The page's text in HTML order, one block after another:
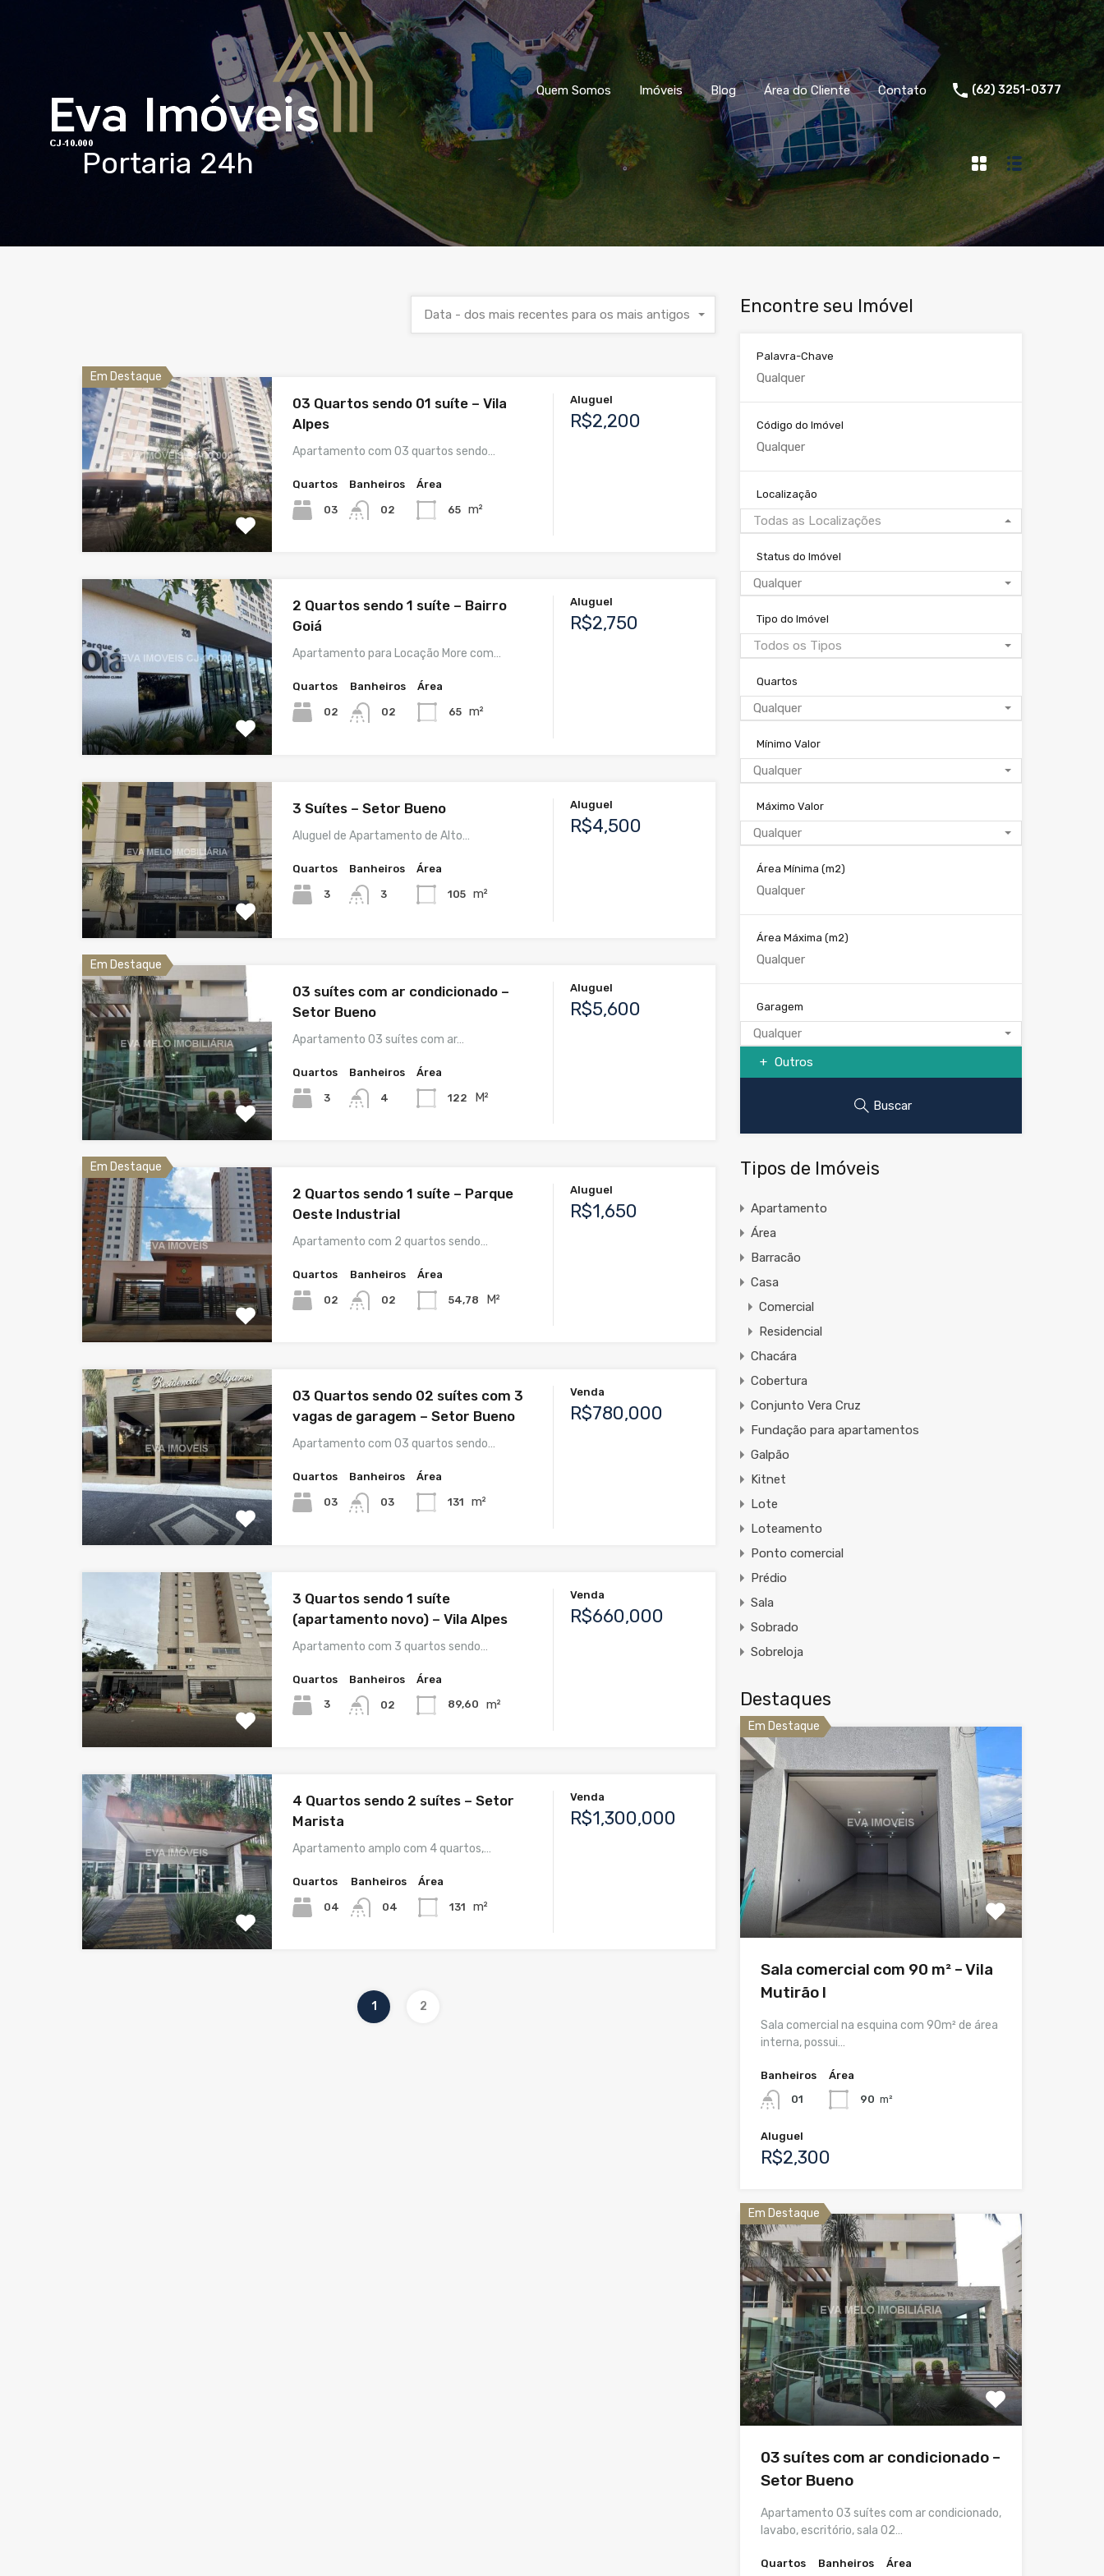
Quem Somos Imóveis Blog Área do Cliente Contato (62) 3251-0377
Portaria 24h
Data - dos mais recentes para os mais antigos
Em Destaque
03 Quartos sendo 01 suíte – Vila
Alpes
Apartamento com 03 quartos sendo…
Quartos
03
Banheiros
02
Área
65 m²
Aluguel
R$2,200
2 Quartos sendo 1 suíte – Bairro
Goiá
Apartamento para Locação More com…
Quartos
02
Banheiros
02
Área
65 m²
Aluguel
R$2,750
3 Suítes – Setor Bueno
Aluguel de Apartamento de Alto…
Quartos
3
Banheiros
3
Área
105 m²
Aluguel
R$4,500
Em Destaque
03 suítes com ar condicionado –
Setor Bueno
Apartamento 03 suítes com ar…
Quartos
3
Banheiros
4
Área
122 M²
Aluguel
R$5,600
Em Destaque
2 Quartos sendo 1 suíte – Parque
Oeste Industrial
Apartamento com 2 quartos sendo…
Quartos
02
Banheiros
02
Área
54,78 M²
Aluguel
R$1,650
03 Quartos sendo 02 suítes com 3
vagas de garagem – Setor Bueno
Apartamento com 03 quartos sendo…
Quartos
03
Banheiros
03
Área
131 m²
Venda
R$780,000
3 Quartos sendo 1 suíte
(apartamento novo) – Vila Alpes
Apartamento com 3 quartos sendo…
Quartos
3
Banheiros
02
Área
89,60 m²
Venda
R$660,000
4 Quartos sendo 2 suítes – Setor
Marista
Apartamento amplo com 4 quartos,…
Quartos
04
Banheiros
04
Área
131 m²
Venda
R$1,300,000
1 2
Encontre seu Imóvel
Palavra-Chave
Código do Imóvel
Localização
Todas as Localizações
Status do Imóvel
Qualquer
Tipo do Imóvel
Todos os Tipos
Quartos
Qualquer
Mínimo Valor
Qualquer
Máximo Valor
Qualquer
Área Mínima (m2)
Área Máxima (m2)
Garagem
Qualquer
Outros
Buscar
Tipos de Imóveis
Apartamento
Área
Barracão
Casa
Comercial
Residencial
Chacára
Cobertura
Conjunto Vera Cruz
Fundação para apartamentos
Galpão
Kitnet
Lote
Loteamento
Ponto comercial
Prédio
Sala
Sobrado
Sobreloja
Destaques
Em Destaque
Sala comercial com 90 m² – Vila
Mutirão I
Sala comercial na esquina com 90m² de área
interna, possui…
Banheiros
01
Área
90 m²
Aluguel
R$2,300
Em Destaque
03 suítes com ar condicionado –
Setor Bueno
Apartamento 03 suítes com ar condicionado,
lavabo, escritório, sala 02…
Quartos Banheiros Área